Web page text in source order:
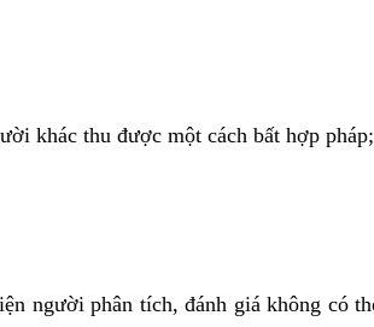
khác thu được một cách bất hợp pháp;
người phân tích, đánh giá không có